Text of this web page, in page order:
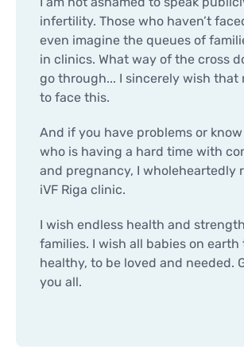
infertility. Those who haven’t
even imagine the queues of
in clinics. What way of the cross
go through... I sincerely wish that
to face this.
And if you have problems or
who is having a hard time with
and pregnancy, I wholeheartedly
iVF Riga clinic.
I wish endless health and
families. I wish all babies on earth
healthy, to be loved and needed.
you all.